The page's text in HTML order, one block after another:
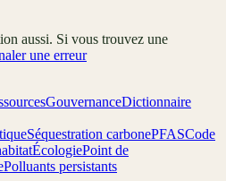
aussi. Si vous trouvez une
une erreur
GouvernanceDictionnaire
Séquestration carbonePFASCode
ÉcologiePoint de
Polluants persistants